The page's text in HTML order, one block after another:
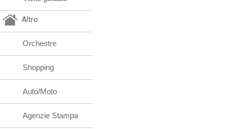
Altro
Orchestre
Shopping
Auto/Moto
Agenzie Stampa